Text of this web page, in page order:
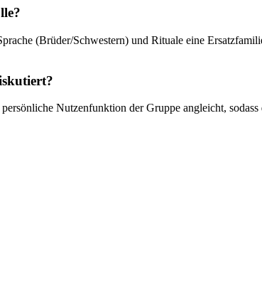
(Brüder/Schwestern) und Rituale eine
Nutzenfunktion der Gruppe angleicht,